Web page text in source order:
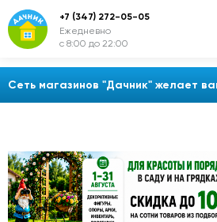
Сеть магазинов "Дачник" желает
+7 (347) 272-05-05
Ежедневно
с 8:00 до 22:00